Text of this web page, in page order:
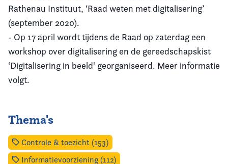
Rathenau Instituut, ‘Raad weten met digitalisering’
(september 2020).
- Op 17 april wordt tijdens de Raad op zaterdag een
workshop over digitalisering en de gereedschapskist
‘Digitalisering in beeld' georganiseerd. Meer informatie
volgt.
Thema's
Controle & toezicht (153)
Informatievoorziening (112)